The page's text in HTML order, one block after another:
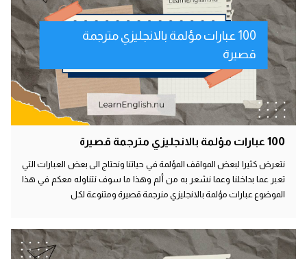
100 عبارات مؤلمة بالانجليزي مترجمة
قصيرة
100 عبارات مؤلمة بالانجليزي مترجمة قصيرة
نتعرض كثيرا لبعض المواقف المؤلمة في حياتنا ونحتاج الى بعض العبارات التي
تعبر عما بداخلنا وعما نشعر به من ألم وهذا ما سوف نتناوله معكم في هذا
الموضوع عبارات مؤلمة بالانجليزي منرجمة قصيرة ومتنوعة لكل